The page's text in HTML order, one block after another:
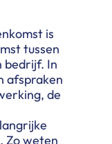
is
tussen
bedrijf. In
afspraken
de
Zo weten